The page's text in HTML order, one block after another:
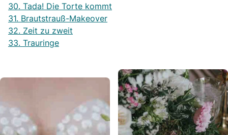
30. Tada! Die Torte kommt
31. Brautstrauß-Makeover
32. Zeit zu zweit
33. Trauringe